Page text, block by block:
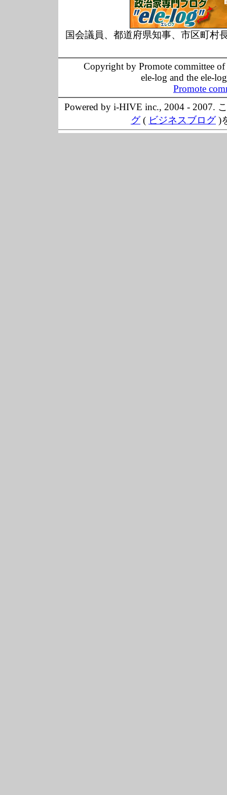
国会議員、都道府県知事、市区町村
Copyright by Promote committee
ele-log and the ele-
Promote
Powered by i-HIVE inc., 2004 - 2007.
グ( ビジネスブログ)